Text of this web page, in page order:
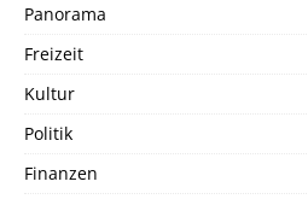
Panorama
Freizeit
Kultur
Politik
Finanzen